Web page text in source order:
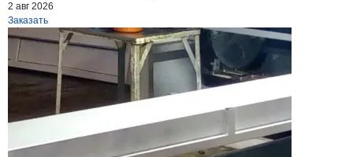
2 авг 2026
Заказать